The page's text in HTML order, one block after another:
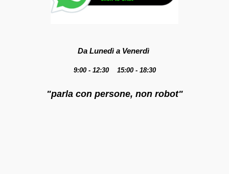
Da Lunedì a Venerdì
9:00 - 12:30 15:00 - 18:30
"parla con persone, non robot"